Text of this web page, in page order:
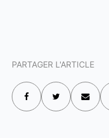
PARTAGER L'ARTICLE